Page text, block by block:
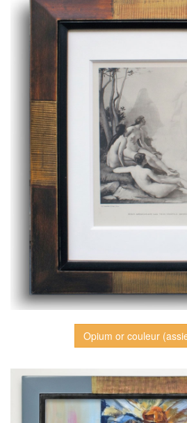
Opium or couleur